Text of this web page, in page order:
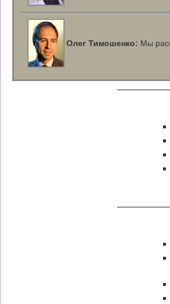
Олег Тимошенко: Мы